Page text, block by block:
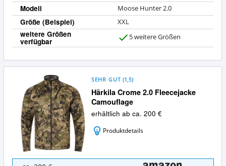
Modell Moose Hunter 2.0
Größe (Beispiel) XXL
weitere Größen
verfügbar 5 weitere Größen
Härkila Crome 2.0 Fleecejacke
Camouflage
SEHR GUT (1,5)
erhältlich ab ca. 200 €
Produktdetails